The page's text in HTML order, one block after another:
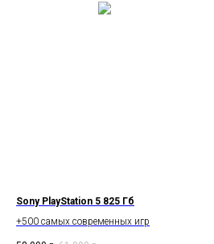
Sony PlayStation 5 825 Гб
+500 самых современных игр